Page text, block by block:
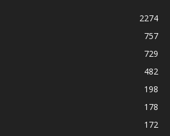
2274
757
729
482
198
178
172